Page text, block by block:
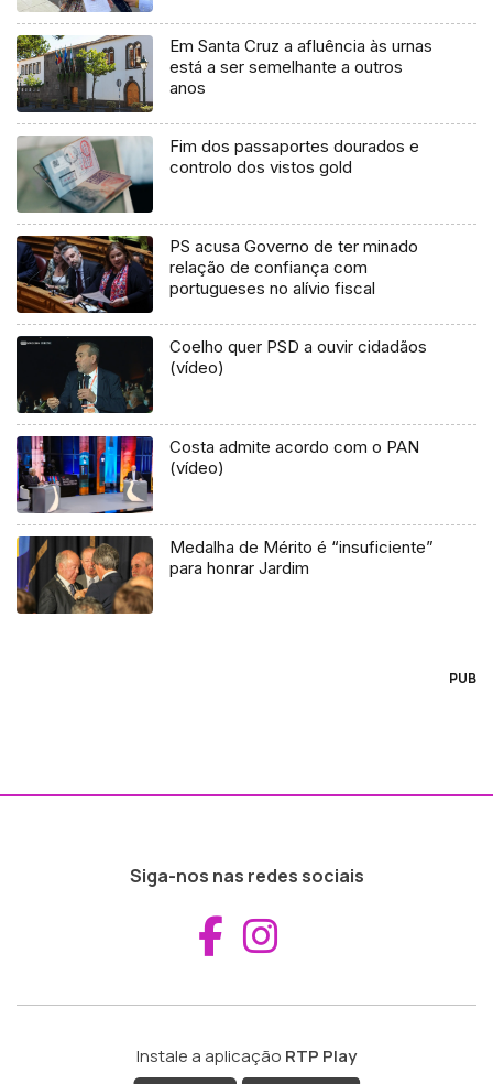
Em Santa Cruz a afluência às urnas
está a ser semelhante a outros
anos
Fim dos passaportes dourados e
controlo dos vistos gold
PS acusa Governo de ter minado
relação de confiança com
portugueses no alívio fiscal
Coelho quer PSD a ouvir cidadãos
(vídeo)
Costa admite acordo com o PAN
(vídeo)
Medalha de Mérito é “insuficiente”
para honrar Jardim
PUB
Siga-nos nas redes sociais
Aceder ao
Instale a aplicação RTP Play